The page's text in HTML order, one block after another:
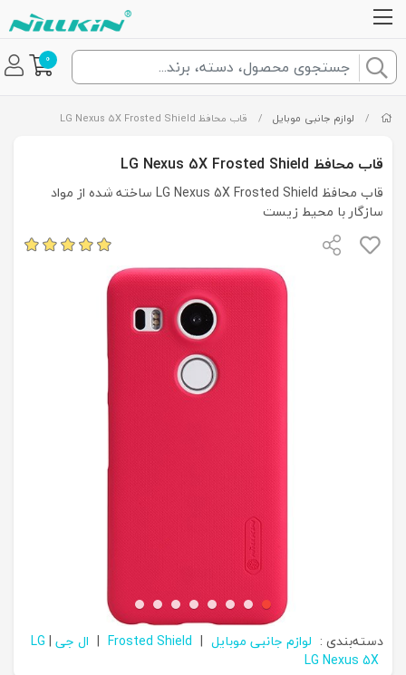
0
/ لوازم جانبی موبایل / قاب محافظ LG Nexus 5X Frosted Shield
قاب محافظ LG Nexus 5X Frosted Shield
قاب محافظ LG Nexus 5X Frosted Shield ساخته شده از مواد
سازگار با محیط زیست
دسته‌بندی : لوازم جانبی موبایل |
Frosted Shield
| ال جی LG |
LG Nexus 5X